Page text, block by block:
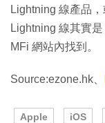
Lightning 線產品
Lightning 線其實
MFi 網站內找到。
Source:ezone.hk、
Apple iOS